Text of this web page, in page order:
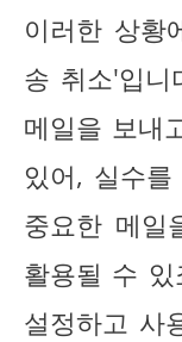
이러한 상황
송 취소'입
메일을 보내
있어, 실수
중요한 메일
활용될 수
설정하고 사